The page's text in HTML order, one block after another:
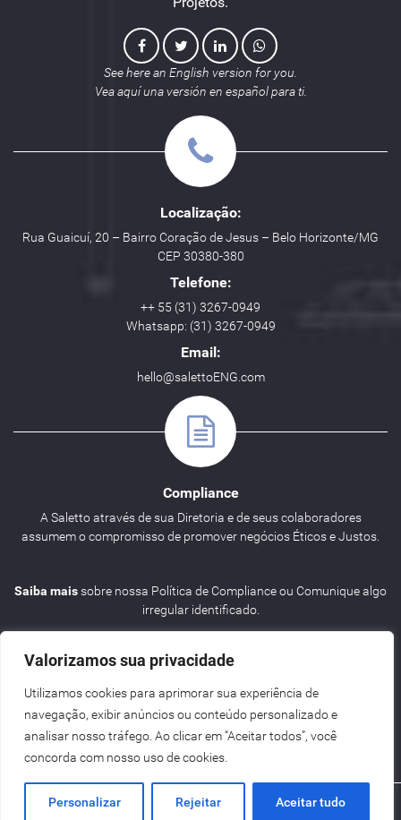
Valorizamos sua privacidade
Utilizamos cookies para aprimorar sua experiência de
navegação, exibir anúncios ou conteúdo personalizado e
analisar nosso tráfego. Ao clicar em “Aceitar todos”, você
concorda com nosso uso de cookies.
Personalizar Rejeitar Aceitar tudo
See here an English version for you.
Vea aquí una versión en español para ti.
Localização:
Rua Guaicuí, 20 – Bairro Coração de Jesus – Belo Horizonte/MG
CEP 30380-380
Telefone:
++ 55 (31) 3267-0949
Whatsapp: (31) 3267-0949
Email:
hello@salettoENG.com
Compliance
A Saletto através de sua Diretoria e de seus colaboradores
assumem o compromisso de promover negócios Éticos e Justos.
Saiba maissobre nossa Política de Compliance ou Comunique algo
irregular identificado.
Agenda
Saletto | ENG 2026 Criação de Sites BH - Digital Pixel